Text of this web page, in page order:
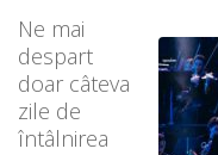
Ne mai
despart
doar câteva
zile de
întâlnirea